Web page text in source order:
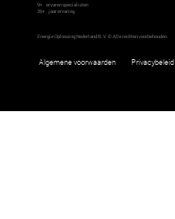
9+ ervaren specialisten
26+ jaar ervaring
Energie Oplossing Nederland B.V. © Alle rechten voorbehouden.
Algemene voorwaarden Privacybeleid